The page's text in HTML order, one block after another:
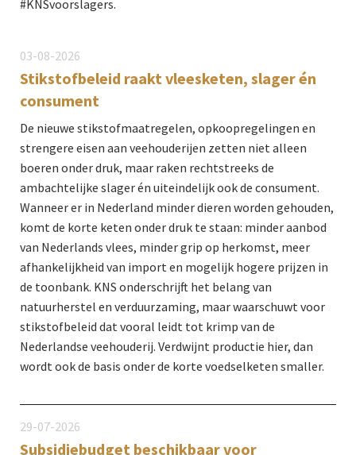
#KNSvoorslagers.
03-08-2026
Stikstofbeleid raakt vleesketen, slager én
consument
De nieuwe stikstofmaatregelen, opkoopregelingen en
strengere eisen aan veehouderijen zetten niet alleen
boeren onder druk, maar raken rechtstreeks de
ambachtelijke slager én uiteindelijk ook de consument.
Wanneer er in Nederland minder dieren worden gehouden,
komt de korte keten onder druk te staan: minder aanbod
van Nederlands vlees, minder grip op herkomst, meer
afhankelijkheid van import en mogelijk hogere prijzen in
de toonbank. KNS onderschrijft het belang van
natuurherstel en verduurzaming, maar waarschuwt voor
stikstofbeleid dat vooral leidt tot krimp van de
Nederlandse veehouderij. Verdwijnt productie hier, dan
wordt ook de basis onder de korte voedselketen smaller.
29-07-2026
Subsidiebudget beschikbaar voor